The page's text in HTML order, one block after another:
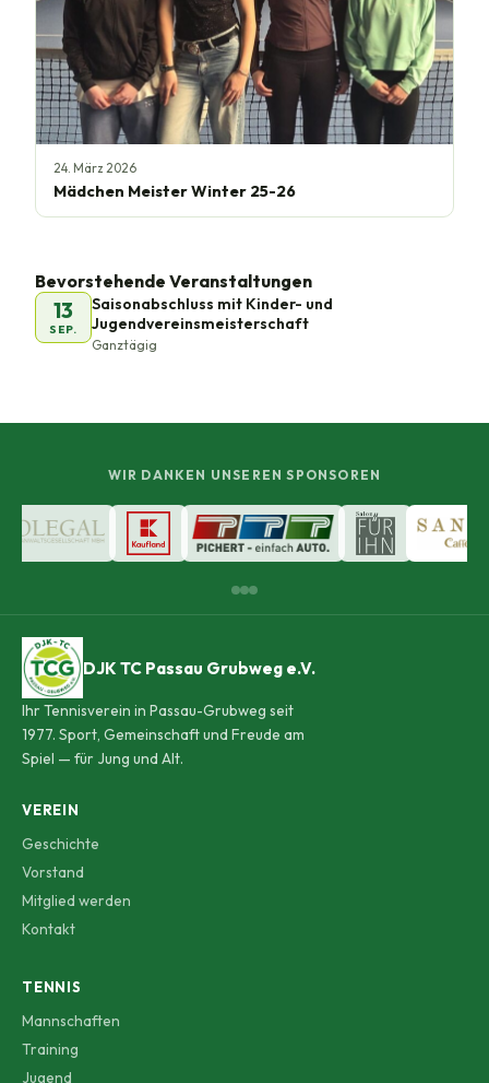
24. März 2026
Mädchen Meister Winter 25-26
Bevorstehende Veranstaltungen
13
SEP.
Saisonabschluss mit Kinder- und
Jugendvereinsmeisterschaft
Ganztägig
WIR DANKEN UNSEREN SPONSOREN
DJK TC Passau Grubweg e.V.
Ihr Tennisverein in Passau-Grubweg seit
1977. Sport, Gemeinschaft und Freude am
Spiel — für Jung und Alt.
VEREIN
Geschichte
Vorstand
Mitglied werden
Kontakt
TENNIS
Mannschaften
Training
Jugend